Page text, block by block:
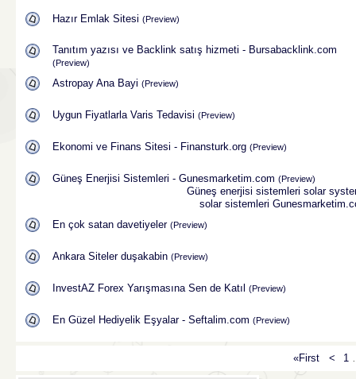
Hazır Emlak Sitesi (Preview)
Tanıtım yazısı ve Backlink satış hizmeti - Bursabacklink.com
(Preview)
Astropay Ana Bayi (Preview)
Uygun Fiyatlarla Varis Tedavisi (Preview)
Ekonomi ve Finans Sitesi - Finansturk.org (Preview)
Güneş Enerjisi Sistemleri - Gunesmarketim.com
Güneş enerjisi sistemleri solar
solar sistemleri
(Preview)
En çok satan davetiyeler (Preview)
Ankara Siteler duşakabin (Preview)
InvestAZ Forex Yarışmasına Sen de Katıl (Preview)
En Güzel Hediyelik Eşyalar - Seftalim.com (Preview)
«First < 1